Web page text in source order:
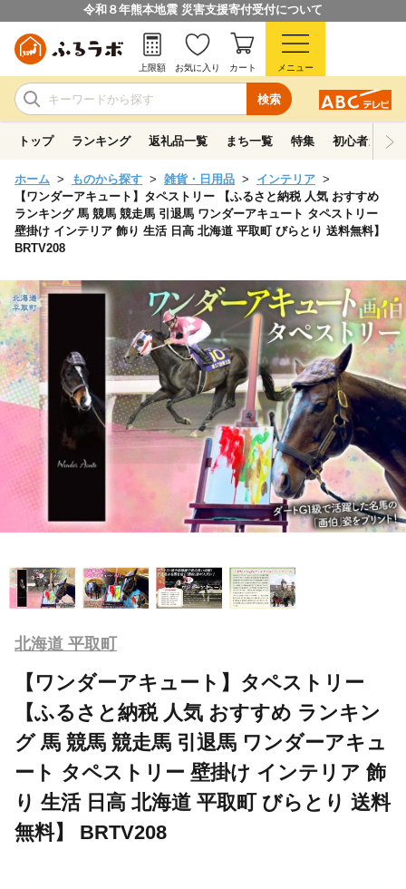
令和８年熊本地震 災害支援寄付受付について
検索
上限額 お気に入り カート メニュー
トップ ランキング 返礼品一覧 まち一覧 特集 初心者ガイド
ホーム ものから探す 雑貨・日用品
インテリア
【ワンダーアキュート】タペストリー 【ふるさと納税 人気 おすすめ
ランキング 馬 競馬 競走馬 引退馬 ワンダーアキュート タペストリー
壁掛け インテリア 飾り 生活 日高 北海道 平取町 びらとり 送料無料】
BRTV208
北海道 平取町
【ワンダーアキュート】タペストリー
【ふるさと納税 人気 おすすめ ランキン
グ 馬 競馬 競走馬 引退馬 ワンダーアキュ
ート タペストリー 壁掛け インテリア 飾
り 生活 日高 北海道 平取町 びらとり 送料
無料】 BRTV208